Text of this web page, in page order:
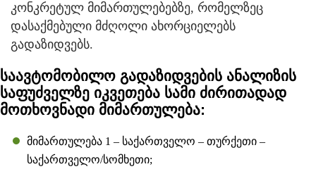
კონკრეტულ მიმართულებებზე, რომელზეც
დასაქმებული მძღოლი ახორციელებს
გადაზიდვებს.
საავტომობილო გადაზიდვების ანალიზის
საფუძველზე იკვეთება სამი ძირითადად
მოთხოვნადი მიმართულება:
მიმართულება 1 – საქართველო – თურქეთი –
საქართველო/სომხეთი;